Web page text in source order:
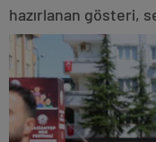
hazırlanan gösteri,